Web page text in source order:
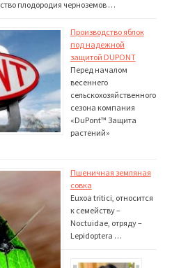
плодородия черноземов …
Производство яблок
под надежной
защитой DUPONT
Перед началом
весеннего
сельскохозяйственного
сезона компания
«DuPont™ Защита
растений»
Пшеничная земляная
совка
Euxoa tritici, относится
к семейству –
Noctuidae, отряду –
Lepidoptera …